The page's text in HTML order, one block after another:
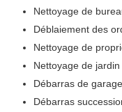
Nettoyage de
Déblaiement des
Nettoyage de
Nettoyage de jardin
Débarras de garage
Débarras